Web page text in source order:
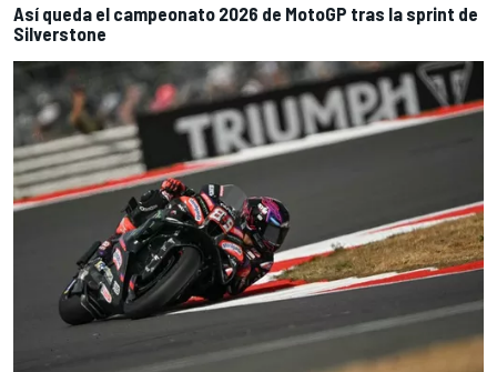
Así queda el campeonato 2026 de MotoGP tras la sprint de
Silverstone